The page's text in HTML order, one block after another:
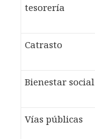
tesorería
Catrasto
Bienestar social
Vías públicas